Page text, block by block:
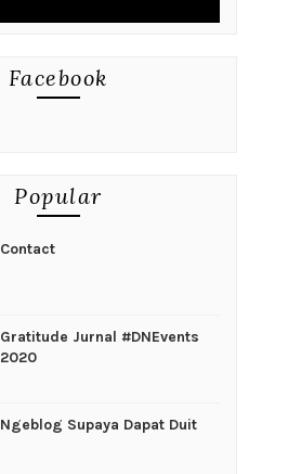
Facebook
Popular
Contact
Gratitude Jurnal #DNEvents
2020
Ngeblog Supaya Dapat Duit